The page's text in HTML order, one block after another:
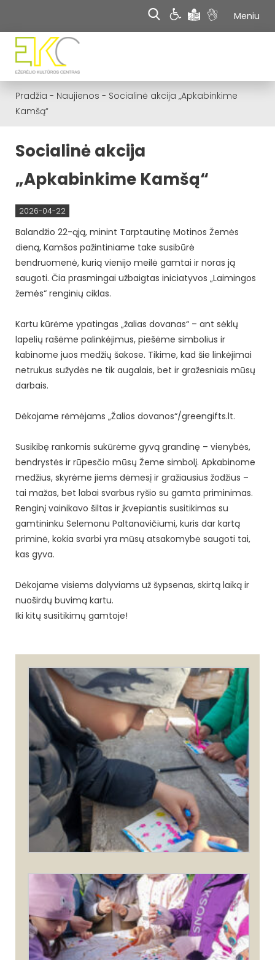
Meniu
Pradžia - Naujienos - Socialinė akcija „Apkabinkime
Kamšą“
Socialinė akcija
„Apkabinkime Kamšą“
2026-04-22
Balandžio 22-ąją, minint Tarptautinę Motinos Žemės
dieną, Kamšos pažintiniame take susibūrė
bendruomenė, kurią vienijo meilė gamtai ir noras ją
saugoti. Čia prasmingai užbaigtas iniciatyvos „Laimingos
žemės“ renginių ciklas.
Kartu kūrėme ypatingas „žalias dovanas“ – ant sėklų
lapelių rašėme palinkėjimus, piešėme simbolius ir
kabinome juos medžių šakose. Tikime, kad šie linkėjimai
netrukus sužydės ne tik augalais, bet ir gražesniais mūsų
darbais.
Dėkojame rėmėjams „Žalios dovanos“/greengifts.lt.
Susikibę rankomis sukūrėme gyvą grandinę – vienybės,
bendrystės ir rūpesčio mūsų Žeme simbolį. Apkabinome
medžius, skyrėme jiems dėmesį ir gražiausius žodžius –
tai mažas, bet labai svarbus ryšio su gamta priminimas.
Renginį vainikavo šiltas ir įkvepiantis susitikimas su
gamtininku Selemonu Paltanavičiumi, kuris dar kartą
priminė, kokia svarbi yra mūsų atsakomybė saugoti tai,
kas gyva.
Dėkojame visiems dalyviams už šypsenas, skirtą laiką ir
nuoširdų buvimą kartu.
Iki kitų susitikimų gamtoje!